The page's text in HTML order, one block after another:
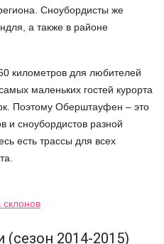
Сноубордисты же
а также в районе
километров для любителей
маленьких гостей курорта
Поэтому Оберштауфен – это
и сноубордистов разной
есть трассы для всех
2014-2015)